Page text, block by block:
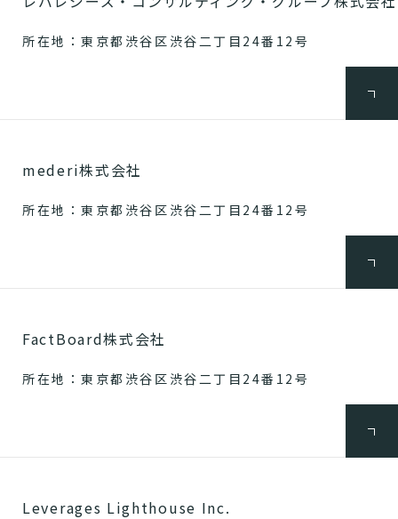
所在地：東京都渋谷区渋谷二丁目24番12号
mederi株式会社
所在地：東京都渋谷区渋谷二丁目24番12号
FactBoard株式会社
所在地：東京都渋谷区渋谷二丁目24番12号
Leverages Lighthouse Inc.